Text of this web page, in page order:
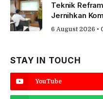
Teknik
Jernihkan
6 August 2026 •
STAY IN TOUCH
YouTube